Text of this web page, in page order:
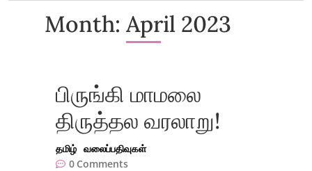
Month: April 2023
பிருங்கி மாமலை
திருத்தல வரலாறு!
தமிழ் வலைப்பதிவுகள்
0 Comments